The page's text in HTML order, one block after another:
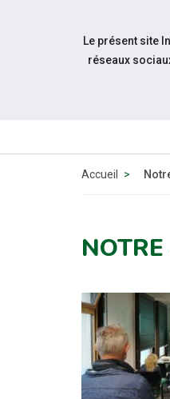
Aller au contenu
Accueil
Le présent site
réseaux